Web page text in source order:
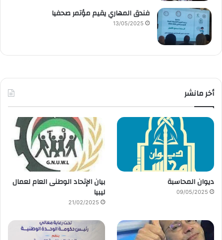
فندق المهاري يقيم مؤتمر صحفيا
13/05/2025
أخر مانشر
ديوان المحاسبة
09/05/2025
بيان الإتحاد الوطنى العام لعمال
ليبيا
21/02/2025